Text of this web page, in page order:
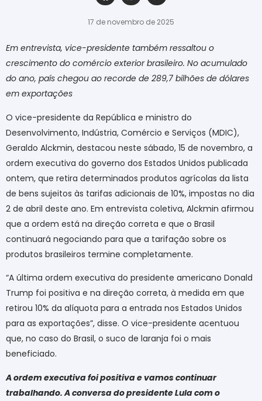
17 de novembro de 2025
Em entrevista, vice-presidente também ressaltou o
crescimento do comércio exterior brasileiro. No acumulado
do ano, país chegou ao recorde de 289,7 bilhões de dólares
em exportações
O vice-presidente da República e ministro do
Desenvolvimento, Indústria, Comércio e Serviços (MDIC),
Geraldo Alckmin, destacou neste sábado, 15 de novembro, a
ordem executiva do governo dos Estados Unidos publicada
ontem, que retira determinados produtos agrícolas da lista
de bens sujeitos às tarifas adicionais de 10%, impostas no dia
2 de abril deste ano. Em entrevista coletiva, Alckmin afirmou
que a ordem está na direção correta e que o Brasil
continuará negociando para que a tarifação sobre os
produtos brasileiros termine completamente.
“A última ordem executiva do presidente americano Donald
Trump foi positiva e na direção correta, à medida em que
retirou 10% da alíquota para a entrada nos Estados Unidos
para as exportações”, disse. O vice-presidente acentuou
que, no caso do Brasil, o suco de laranja foi o mais
beneficiado.
A ordem executiva foi positiva e vamos continuar
trabalhando. A conversa do presidente Lula com o